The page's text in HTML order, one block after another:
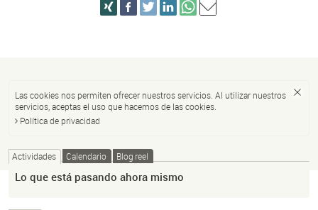
Las cookies nos permiten ofrecer nuestros servicios. Al utilizar nuestros
servicios, aceptas el uso que hacemos de las cookies.
Política de privacidad
Actividades Calendario Blog reel
Lo que está pasando ahora mismo